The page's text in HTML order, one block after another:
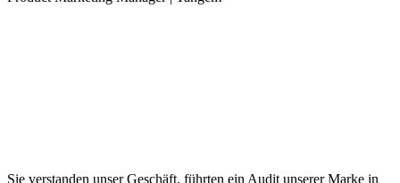
Sie verstanden unser Geschäft, führten ein Audit unserer Marke in